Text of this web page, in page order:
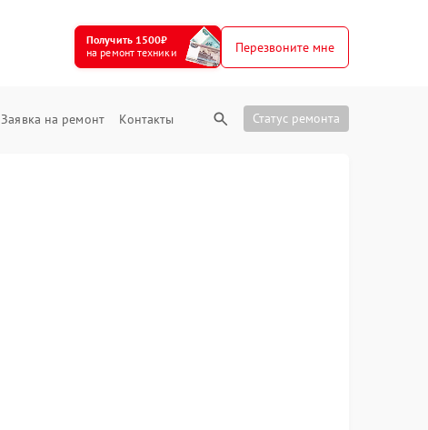
Получить 1500₽
на ремонт техники
Перезвоните мне
Заявка на ремонт Контакты Статус ремонта